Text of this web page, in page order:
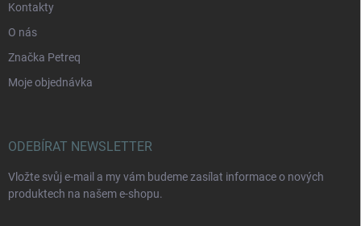
Kontakty
O nás
Značka Petreq
Moje objednávka
ODEBÍRAT NEWSLETTER
Vložte svůj e-mail a my vám budeme zasílat informace o nových
produktech na našem e-shopu.